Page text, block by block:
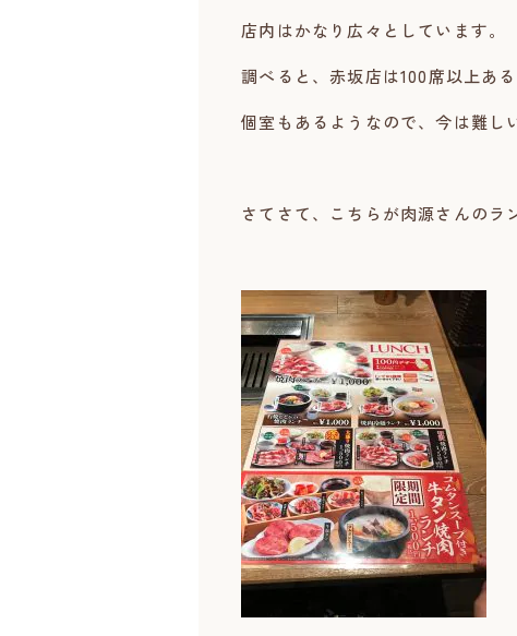
店内はかなり広々としています。
調べると、赤坂店は100席以上ある
個室もあるようなので、今は難し
さてさて、こちらが肉源さんのラ